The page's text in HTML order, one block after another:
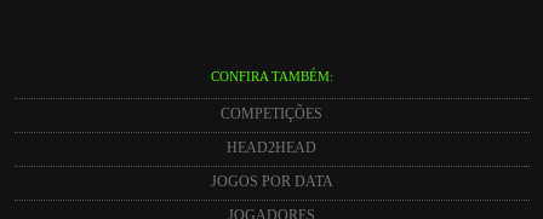
CONFIRA TAMBÉM:
COMPETIÇÕES
HEAD2HEAD
JOGOS POR DATA
JOGADORES